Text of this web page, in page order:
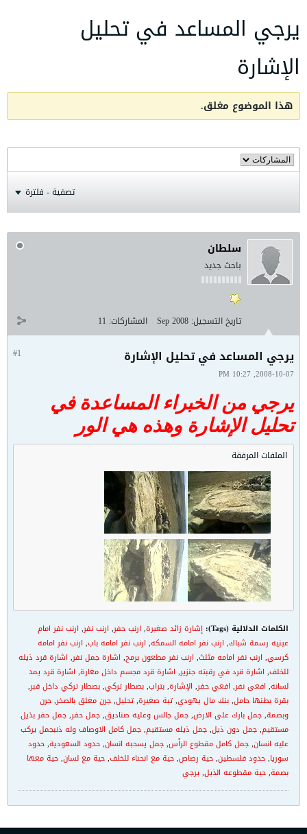
يرجي المساعد في تحليل
الإشارة
هذا الموضوع مغلق.
تصفية - فلترة
سلطان
باحث جديد
تاريخ التسجيل: Sep 2008 المشاركات: 11
#1 يرجي المساعد في تحليل الإشارة
2008-10-07, 10:27 PM
يرجي من الخبراء المساعدة في
تحليل الإشارة وهذه هي الور
الملفات المرفقة
الكلمات الدلالية (Tags): إشارة زائد صغيرة, ارنب حفر, ارنب نفر, ارنب نفر امام
عينيه رسمة شباك, ارنب نفر امامه السمكه, ارنب نفر امامه باب, ارنب نفر امامه
كرسي, ارنب نفر امامه مثلث, ارنب نفر مطعون برمح, اشارة جمل نفر, اشارة قرد ذيله
للخلف, اشارة قرد في رقبته جنزير, اشارة قرد مجسم داخل مغارة, اشارة قرد يمد
لسانه, افعى نفر, افعي حفر, الإشارة,بتراب,بصطار تركي,بصطار تركي داخل قبر,
بقرة بطنها حامل,بنك مال يهودي,تبة صغيرة,تحليل,جرن مغلق بالصخر,جرن
وبصمة,جمل بارك على الارض,جمل جالس وعليه صناديق,جمل حفر,جمل حفر بذيل
مستقيم,جمل دون ذيل,جمل ذيله مستقيم,جمل كامل الاوصاف وله ذنبجمل يركب
عليه انسان,جمل كامل مقطوع الرأس,جمل يسحبه انسان,حدود السعودية,حدود
سوريا,حدود فلسطين,حية رصاص,حية مع انحناء للخلف,حية مع لسان,حية معها
بصمة,حية مقطوعه الذيل, يرجي